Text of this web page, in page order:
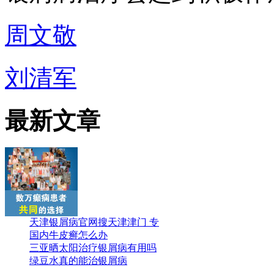
周文敬
刘清军
最新文章
天津银屑病官网搜天津津门 专
国内牛皮癣怎么办
三亚晒太阳治疗银屑病有用吗
绿豆水真的能治银屑病